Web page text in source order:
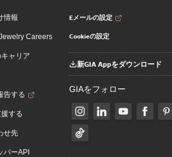
情報
Careers
ャリア
告する
する
せ先
パーAPI
Eメールの設定
Cookieの設定
新GIA Appをダウンロード
GIAをフォロー